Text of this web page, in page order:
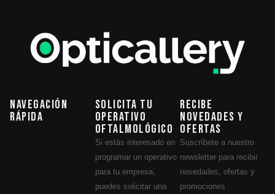
Navegación
Rápida
Solicita tu
operativo
oftalmológico
Si estás interesado en
programar un operativo
para tu empresa,
puedes solicitar una
Recibe
novedades y
ofertas
Suscríbete a nuestro
newsletter para recibir
novedades, ofertas y
promociones